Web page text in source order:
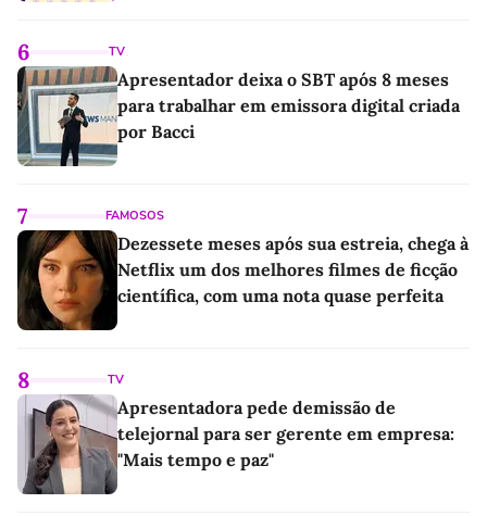
6 TV
Apresentador deixa o SBT após 8 meses
para trabalhar em emissora digital criada
por Bacci
7 FAMOSOS
Dezessete meses após sua estreia, chega à
Netflix um dos melhores filmes de ficção
científica, com uma nota quase perfeita
8 TV
Apresentadora pede demissão de
telejornal para ser gerente em empresa:
"Mais tempo e paz"